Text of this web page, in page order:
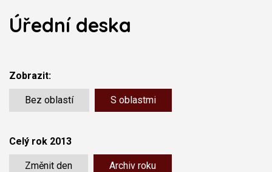
Úřední deska
Zobrazit:
Bez oblastí S oblastmi
Celý rok 2013
Změnit den Archiv roku